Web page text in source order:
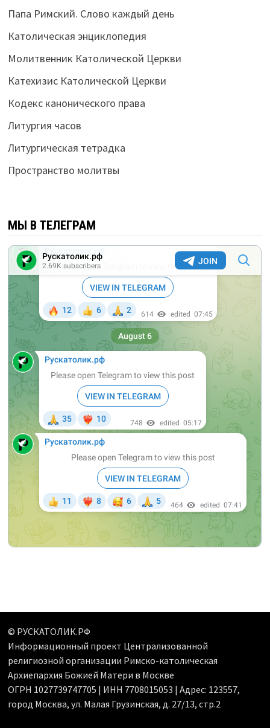
Папа Римский. Слово каждый день
Католическая энциклопедия
Молитвенник Католической Церкви
Катехизис Католической Церкви
Кодекс канонического права
Литургия часов
Литургическая тетрадка
Пространство молитвы
МЫ В ТЕЛЕГРАМ
© РУСКАТОЛИК.РФ
Информационный проект Централизованной
религиозной организации Римско-католическая
Архиепархия Божией Матери в Москве
ОГРН 1027739747705 | ИНН 7708015053 | Адрес: 123557,
город Москва, ул. Малая Грузинская, д. 27/13, стр.2